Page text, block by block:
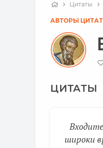
Цитаты
АВТОРЫ ЦИТАТ
ЦИТАТЫ
широки